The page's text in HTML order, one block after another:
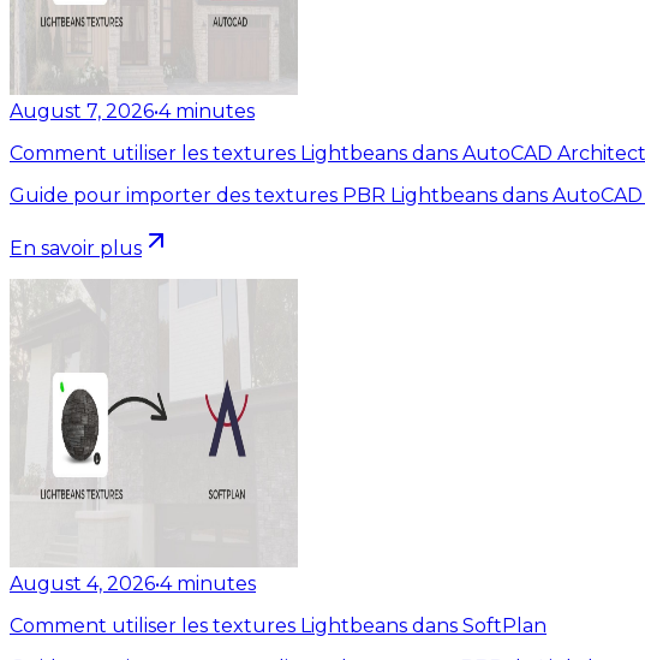
August 7, 2026•4 minutes
Comment utiliser les textures Lightbeans dans AutoCAD
Guide pour importer des textures PBR Lightbeans dans
En savoir plus
August 4, 2026•4 minutes
Comment utiliser les textures Lightbeans dans SoftPlan